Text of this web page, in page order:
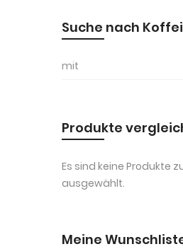
Suche nach
mit
Produkte
Es sind keine Produkte
ausgewählt.
Meine